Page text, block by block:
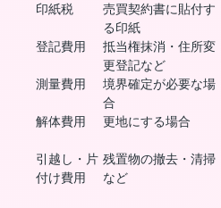
印紙税
売買契約書に貼付す
る印紙
登記費用
抵当権抹消・住所変
更登記など
測量費用
境界確定が必要な場
合
解体費用 更地にする場合
引越し・片
付け費用
残置物の撤去・清掃
など